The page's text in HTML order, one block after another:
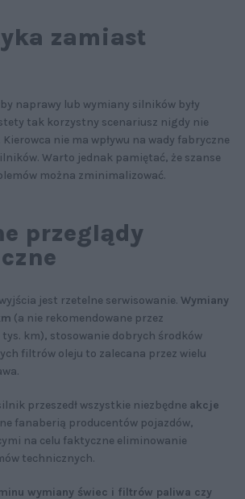
zamiast
naprawy lub wymiany silników były
tak korzystny scenariusz nigdy nie
Kierowca nie ma wpływu na wady fabryczne
Warto jednak pamiętać, że szanse
można zminimalizować.
przeglądy
jest rzetelne serwisowanie. Wymiany
(a nie rekomendowane przez
km), stosowanie dobrych środków
filtrów oleju to zalecana przez wielu
przeszedł wszystkie niezbędne akcje
fanaberią producentów pojazdów,
na celu faktyczne eliminowanie
technicznych.
wymiany świec i filtrów paliwa czy